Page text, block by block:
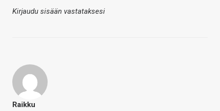
Kirjaudu sisään vastataksesi
Raikku